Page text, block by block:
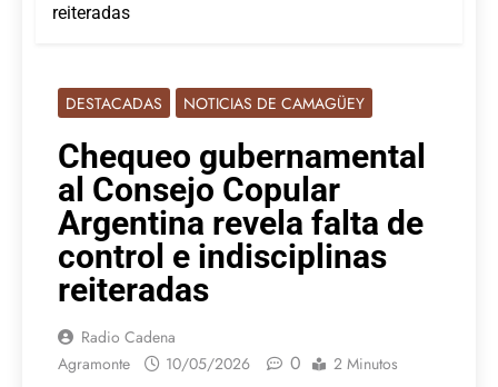
reiteradas
DESTACADAS NOTICIAS DE CAMAGÜEY
Chequeo gubernamental
al Consejo Copular
Argentina revela falta de
control e indisciplinas
reiteradas
Radio Cadena
Agramonte
10/05/2026 0 2 Minutos